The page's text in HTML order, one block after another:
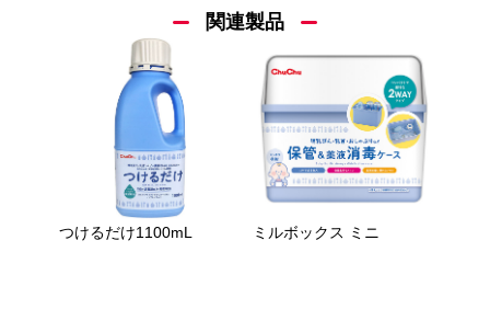
関連製品
つけるだけ1100mL ミルボックス ミニ